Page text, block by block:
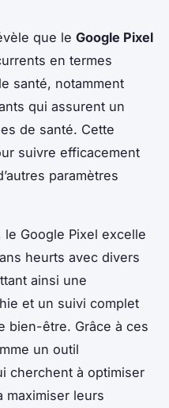
que le Google Pixel
en termes
santé, notamment
qui assurent un
de santé. Cette
suivre efficacement
paramètres
le Google Pixel excelle
heurts avec divers
ainsi une
et un suivi complet
bien-être. Grâce à ces
un outil
cherchent à optimiser
maximiser leurs